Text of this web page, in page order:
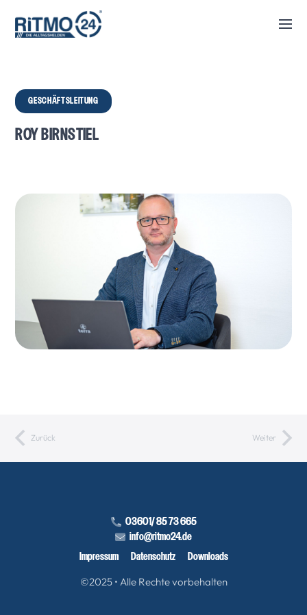
GESCHÄFTSLEITUNG
ROY BIRNSTIEL
Zurück Weiter
03601/ 85 73 665
info@ritmo24.de
Impressum Datenschutz Downloads
©2025 • Alle Rechte vorbehalten